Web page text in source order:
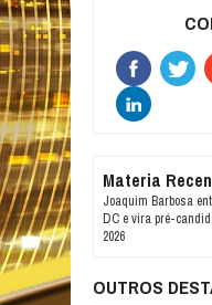
Materia
Joaquim Barbosa
DC e vira pré-
2026
OUTROS